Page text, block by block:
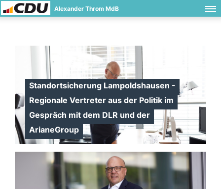
Alexander Throm MdB
Standortsicherung Lampoldshausen -
Regionale Vertreter aus der Politik im
Gespräch mit dem DLR und der
ArianeGroup